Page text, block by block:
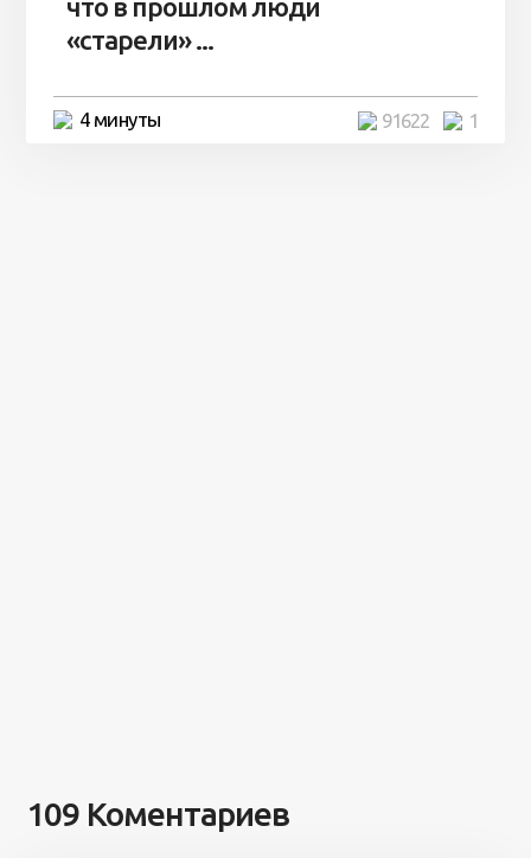
что в прошлом люди
«старели» ...
4 минуты 1
91622
109 Коментариев